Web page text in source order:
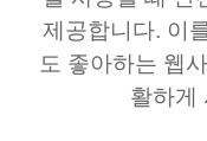
제공합니다. 이
도 좋아하는 웹
활하게